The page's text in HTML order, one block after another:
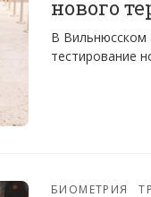
нового
В Вильнюсском
тестирование
БИОМЕТРИЯ